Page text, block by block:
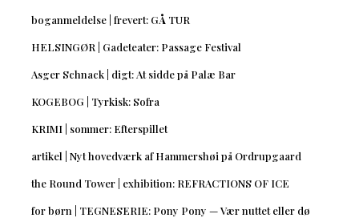
boganmeldelse | frevert: GÅ TUR
HELSINGØR | Gadeteater: Passage Festival
Asger Schnack | digt: At sidde på Palæ Bar
KOGEBOG | Tyrkisk: Sofra
KRIMI | sommer: Efterspillet
artikel | Nyt hovedværk af Hammershøi på Ordrupgaard
the Round Tower | exhibition: REFRACTIONS OF ICE
for børn | TEGNESERIE: Pony Pony — Vær nuttet eller dø